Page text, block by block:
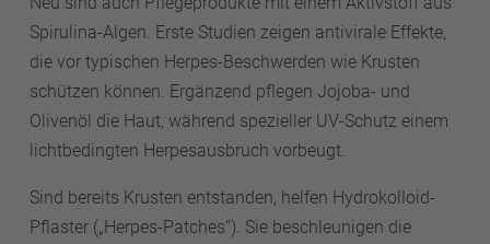
Spirulina-Algen. Erste Studien zeigen antivirale Effekte,
die vor typischen Herpes-Beschwerden wie Krusten
schützen können. Ergänzend pflegen Jojoba- und
Olivenöl die Haut, während spezieller UV-Schutz einem
lichtbedingten Herpesausbruch vorbeugt.
Sind bereits Krusten entstanden, helfen Hydrokolloid-
Pflaster („Herpes-Patches“). Sie beschleunigen die